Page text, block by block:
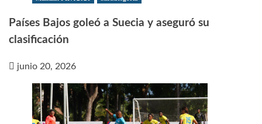
Países Bajos goleó a Suecia y aseguró su
clasificación
junio 20, 2026